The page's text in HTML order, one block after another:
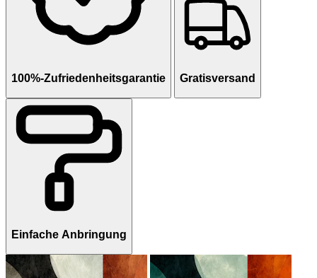
100%-Zufriedenheitsgarantie Gratisversand
Einfache Anbringung